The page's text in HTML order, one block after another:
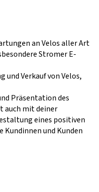
an Velos aller Art
Stromer E-
und Verkauf von Velos,
Präsentation des
auch mit deiner
eines positiven
Kundinnen und Kunden